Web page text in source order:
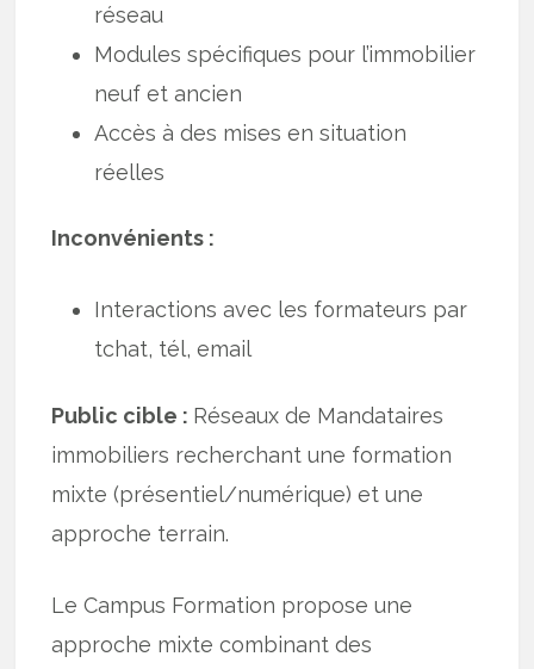
réseau
Modules spécifiques pour l’immobilier
neuf et ancien
Accès à des mises en situation
réelles
Inconvénients :
Interactions avec les formateurs par
tchat, tél, email
Public cible : Réseaux de Mandataires
immobiliers recherchant une formation
mixte (présentiel/numérique) et une
approche terrain.
Le Campus Formation propose une
approche mixte combinant des